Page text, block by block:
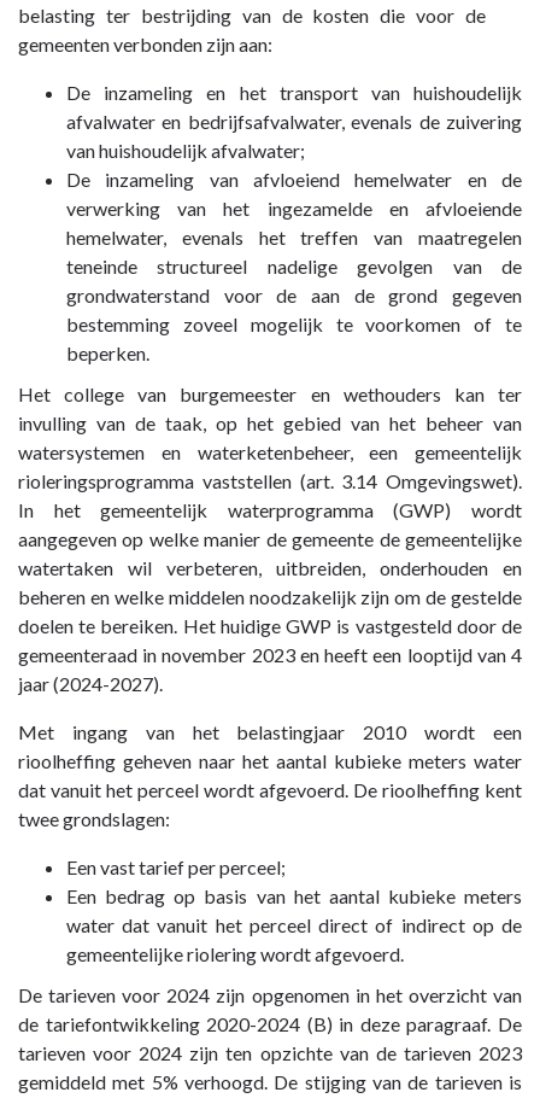
naar
navigatie
Paragraaf
heffingen
Rioolheffing
belasting ter bestrijding van de kosten die voor de
gemeenten verbonden zijn aan:
De inzameling en het transport van huishoudelijk
afvalwater en bedrijfsafvalwater, evenals de zuivering
van huishoudelijk afvalwater;
De inzameling van afvloeiend hemelwater en de
verwerking van het ingezamelde en afvloeiende
hemelwater, evenals het treffen van maatregelen
teneinde structureel nadelige gevolgen van de
grondwaterstand voor de aan de grond gegeven
bestemming zoveel mogelijk te voorkomen of te
beperken.
Het college van burgemeester en wethouders kan ter
invulling van de taak, op het gebied van het beheer van
watersystemen en waterketenbeheer, een gemeentelijk
rioleringsprogramma vaststellen (art. 3.14 Omgevingswet).
In het gemeentelijk waterprogramma (GWP) wordt
aangegeven op welke manier de gemeente de gemeentelijke
watertaken wil verbeteren, uitbreiden, onderhouden en
beheren en welke middelen noodzakelijk zijn om de gestelde
doelen te bereiken. Het huidige GWP is vastgesteld door de
gemeenteraad in november 2023 en heeft een looptijd van 4
jaar (2024-2027).
Met ingang van het belastingjaar 2010 wordt een
rioolheffing geheven naar het aantal kubieke meters water
dat vanuit het perceel wordt afgevoerd. De rioolheffing kent
twee grondslagen:
Een vast tarief per perceel;
Een bedrag op basis van het aantal kubieke meters
water dat vanuit het perceel direct of indirect op de
gemeentelijke riolering wordt afgevoerd.
De tarieven voor 2024 zijn opgenomen in het overzicht van
de tariefontwikkeling 2020-2024 (B) in deze paragraaf. De
tarieven voor 2024 zijn ten opzichte van de tarieven 2023
gemiddeld met 5% verhoogd. De stijging van de tarieven is